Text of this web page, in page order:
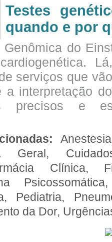
Testes
quando e por
do
serviços que
interpretação
precisos e
Geral,
Clínica,
Pediatria,
da Dor,